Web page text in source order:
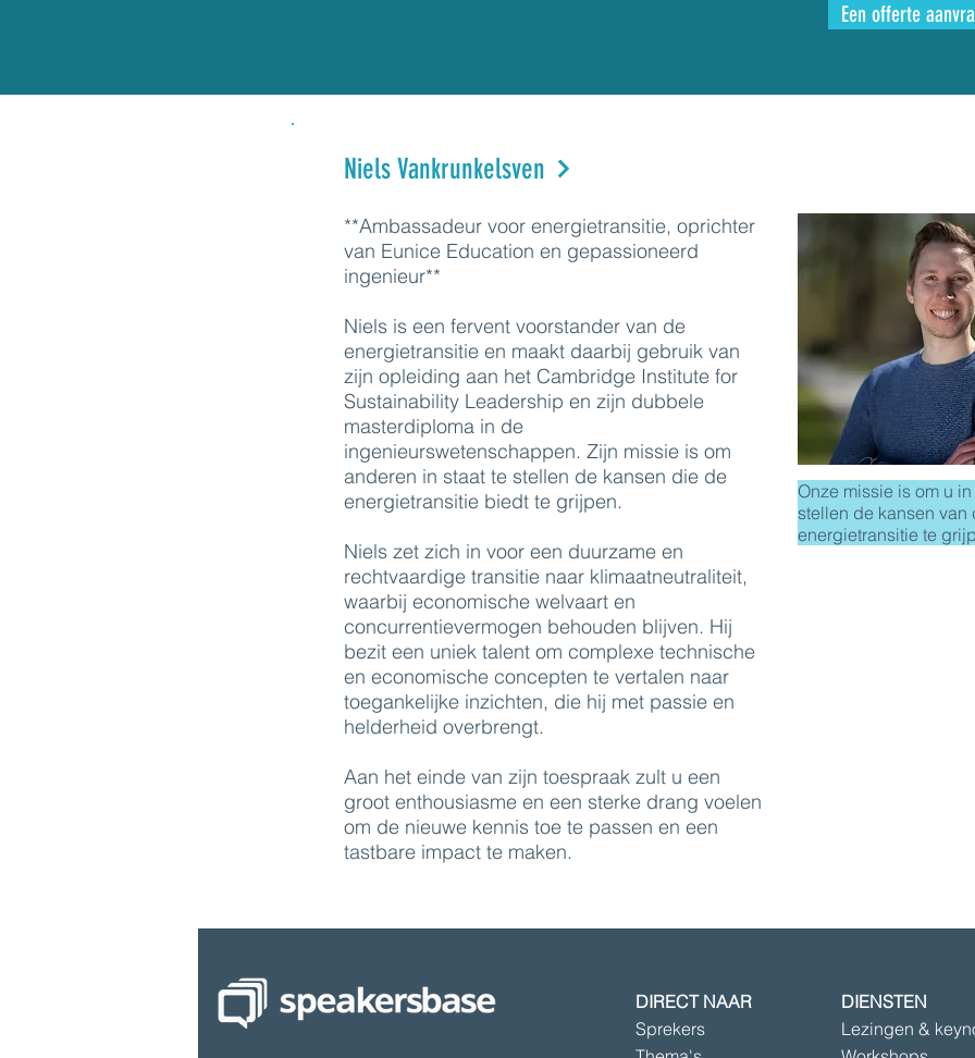
Een offerte
Niels Vankrunkelsven
**Ambassadeur voor energietransitie, oprichter
van Eunice Education en gepassioneerd
ingenieur**
Niels is een fervent voorstander van de
energietransitie en maakt daarbij gebruik van
zijn opleiding aan het Cambridge Institute for
Sustainability Leadership en zijn dubbele
masterdiploma in de
ingenieurswetenschappen. Zijn missie is om
anderen in staat te stellen de kansen die de
energietransitie biedt te grijpen.
Niels zet zich in voor een duurzame en
rechtvaardige transitie naar klimaatneutraliteit,
waarbij economische welvaart en
concurrentievermogen behouden blijven. Hij
bezit een uniek talent om complexe technische
en economische concepten te vertalen naar
toegankelijke inzichten, die hij met passie en
helderheid overbrengt.
Aan het einde van zijn toespraak zult u een
groot enthousiasme en een sterke drang voelen
om de nieuwe kennis toe te passen en een
tastbare impact te maken.
Onze missie is om u
stellen de kansen van
energietransitie te
DIRECT NAAR
Sprekers
DIENSTEN
Lezingen &